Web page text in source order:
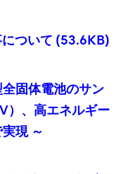
ついて (53.6KB)
固体電池のサン
）、高エネルギー
現 ～